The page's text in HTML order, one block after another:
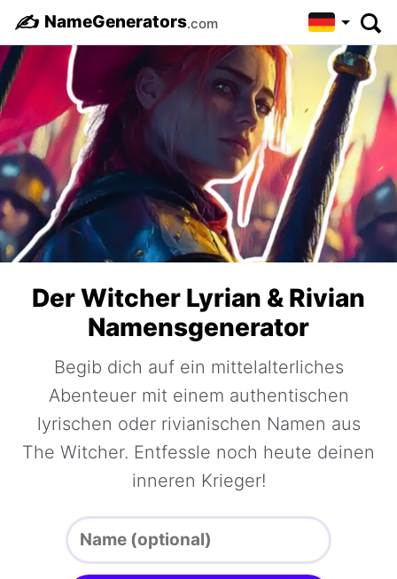
✍️ NameGenerators.com
Der Witcher Lyrian & Rivian
Namensgenerator
Begib dich auf ein mittelalterliches
Abenteuer mit einem authentischen
lyrischen oder rivianischen Namen aus
The Witcher. Entfessle noch heute deinen
inneren Krieger!